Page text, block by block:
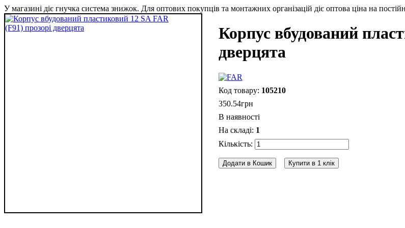
У магазині діє гнучка система знижок. Для оптових покупців та монтажних організацій діє оптова ціна на
Корпус вбудований
дверцята
105210
350.54грн
В наявності
1
Додати в Кошик Купити в 1 клік